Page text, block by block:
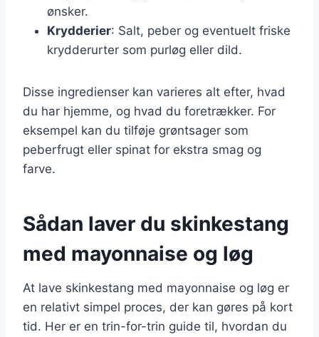
ønsker.
Krydderier: Salt, peber og eventuelt friske
krydderurter som purløg eller dild.
Disse ingredienser kan varieres alt efter, hvad
du har hjemme, og hvad du foretrækker. For
eksempel kan du tilføje grøntsager som
peberfrugt eller spinat for ekstra smag og
farve.
Sådan laver du skinkestang
med mayonnaise og løg
At lave skinkestang med mayonnaise og løg er
en relativt simpel proces, der kan gøres på kort
tid. Her er en trin-for-trin guide til, hvordan du